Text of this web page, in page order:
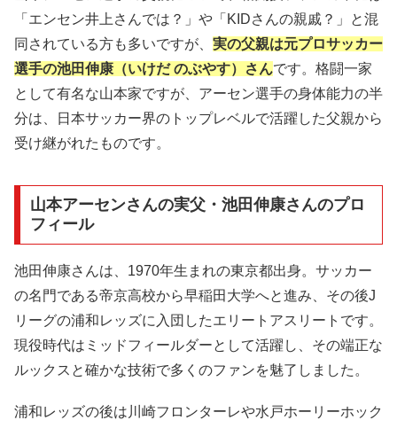
「エンセン井上さんでは？」や「KIDさんの親戚？」と混
同されている方も多いですが、 実の父親は元プロサッカー
選手の池田伸康（いけだ のぶやす）さんです。格闘一家
として有名な山本家ですが、アーセン選手の身体能力の半
分は、日本サッカー界のトップレベルで活躍した父親から
受け継がれたものです。
山本アーセンさんの実父・池田伸康さんのプロ
フィール
池田伸康さんは、1970年生まれの東京都出身。サッカー
の名門である帝京高校から早稲田大学へと進み、その後J
リーグの浦和レッズに入団したエリートアスリートです。
現役時代はミッドフィールダーとして活躍し、その端正な
ルックスと確かな技術で多くのファンを魅了しました。
浦和レッズの後は川崎フロンターレや水戸ホーリーホック